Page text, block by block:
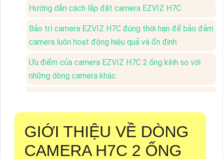
Hướng dẫn cách lắp đặt camera EZVIZ H7C
Bảo trì camera EZVIZ H7C đúng thời hạn để bảo đảm
camera luôn hoạt động hiệu quả và ổn định
Ưu điểm của camera EZVIZ H7C 2 ống kính so với
những dòng camera khác
GIỚI THIỆU VỀ DÒNG
CAMERA H7C 2 ỐNG